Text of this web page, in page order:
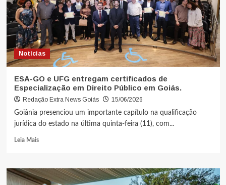
Notícias
ESA-GO e UFG entregam certificados de
Especialização em Direito Público em Goiás.
Redação Extra News Goiás
15/06/2026
Goiânia presenciou um importante capítulo na qualificação
jurídica do estado na última quinta-feira (11), com...
Leia Mais